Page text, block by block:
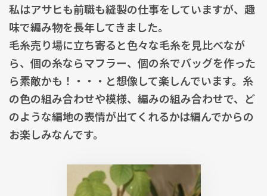
私はアサヒも前職も縫製の仕事をしていますが、趣
味で編み物を長年してきました。
毛糸売り場に立ち寄ると色々な毛糸を見比べなが
ら、個の糸ならマフラー、個の糸でバッグを作った
ら素敵かも！・・・と想像して楽しんでいます。糸
の色の組み合わせや模様、編みの組み合わせで、ど
のような編地の表情が出てくれるかは編んでからの
お楽しみなんです。